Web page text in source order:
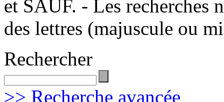
et SAUF. - Les recherches
des lettres (majuscule ou
Rechercher
>> Recherche avancée